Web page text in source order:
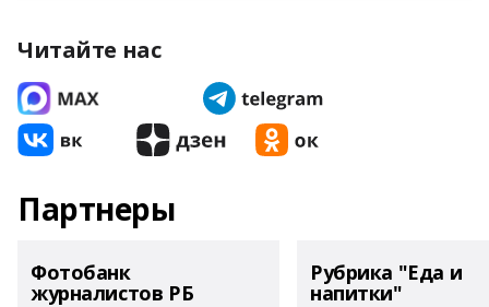
Читайте нас
Партнеры
Фотобанк
журналистов РБ
Рубрика "Еда и
напитки"